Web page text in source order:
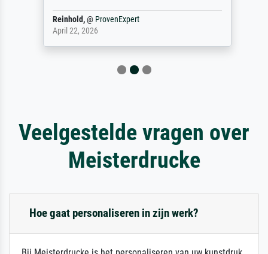
Reinhold,@ProvenExpert
April 22, 2026
Veelgestelde vragen over
Meisterdrucke
Hoe gaat personaliseren in zijn werk?